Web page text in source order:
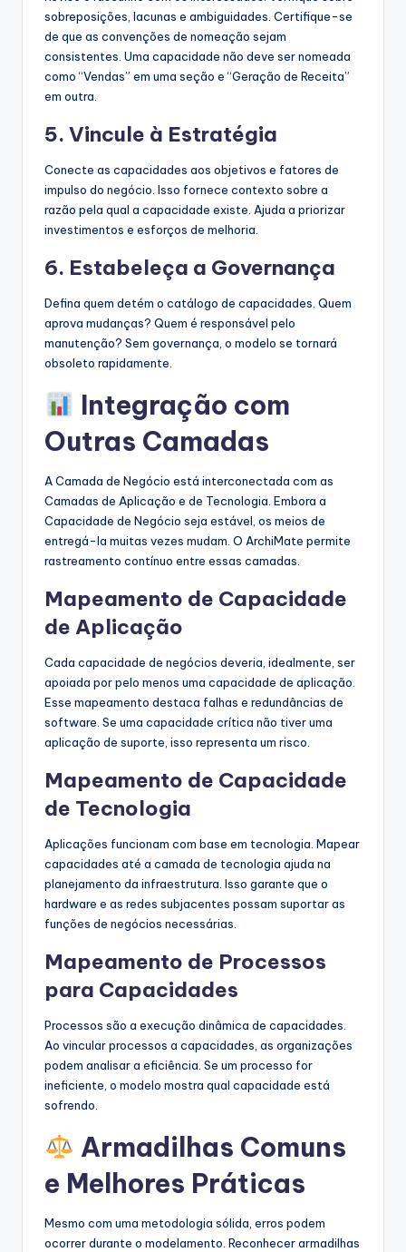
sobreposições, lacunas e ambiguidades. Certifique-se
de que as convenções de nomeação sejam
consistentes. Uma capacidade não deve ser nomeada
como “Vendas” em uma seção e “Geração de Receita”
em outra.
5. Vincule à Estratégia
Conecte as capacidades aos objetivos e fatores de
impulso do negócio. Isso fornece contexto sobre a
razão pela qual a capacidade existe. Ajuda a priorizar
investimentos e esforços de melhoria.
6. Estabeleça a Governança
Defina quem detém o catálogo de capacidades. Quem
aprova mudanças? Quem é responsável pelo
manutenção? Sem governança, o modelo se tornará
obsoleto rapidamente.
Integração com
Outras Camadas
A Camada de Negócio está interconectada com as
Camadas de Aplicação e de Tecnologia. Embora a
Capacidade de Negócio seja estável, os meios de
entregá-la muitas vezes mudam. O ArchiMate permite
rastreamento contínuo entre essas camadas.
Mapeamento de Capacidade
de Aplicação
Cada capacidade de negócios deveria, idealmente, ser
apoiada por pelo menos uma capacidade de aplicação.
Esse mapeamento destaca falhas e redundâncias de
software. Se uma capacidade crítica não tiver uma
aplicação de suporte, isso representa um risco.
Mapeamento de Capacidade
de Tecnologia
Aplicações funcionam com base em tecnologia. Mapear
capacidades até a camada de tecnologia ajuda na
planejamento da infraestrutura. Isso garante que o
hardware e as redes subjacentes possam suportar as
funções de negócios necessárias.
Mapeamento de Processos
para Capacidades
Processos são a execução dinâmica de capacidades.
Ao vincular processos a capacidades, as organizações
podem analisar a eficiência. Se um processo for
ineficiente, o modelo mostra qual capacidade está
sofrendo.
Armadilhas Comuns
e Melhores Práticas
Mesmo com uma metodologia sólida, erros podem
ocorrer durante o modelamento. Reconhecer armadilhas